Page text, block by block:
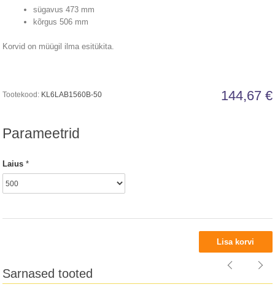
sügavus 473 mm
kõrgus 506 mm
Korvid on müügil ilma esitükita.
Tootekood: KL6LAB1560B-50 144,67 €
Parameetrid
Laius *
Sarnased tooted